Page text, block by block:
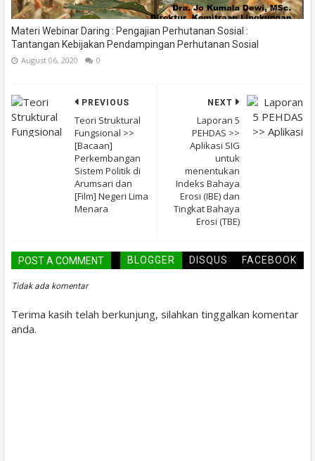
Materi Webinar Daring : Pengajian Perhutanan Sosial :
Tantangan Kebijakan Pendampingan Perhutanan Sosial
August 06, 2020 0
NEXT
Laporan 5
PEHDAS >>
Aplikasi SIG
untuk
menentukan
Indeks Bahaya
Erosi (IBE) dan
Tingkat Bahaya
Erosi (TBE)
PREVIOUS
Teori Struktural
Fungsional >>
[Bacaan]
Perkembangan
Sistem Politik di
Arumsari dan
[Film] Negeri Lima
Menara
POST A COMMENT BLOGGER DISQUS FACEBOOK
Tidak ada komentar
Terima kasih telah berkunjung, silahkan tinggalkan komentar
anda.